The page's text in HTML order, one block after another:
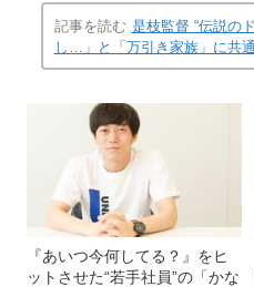
記事を読む 是枝監督 “伝説の
し…」と「万引き家族」に共
『あいつ今何してる？』をヒ
ットさせた“若手社員”の「かな